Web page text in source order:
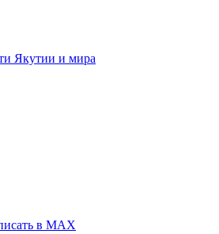
Якутии и мира
в MAX